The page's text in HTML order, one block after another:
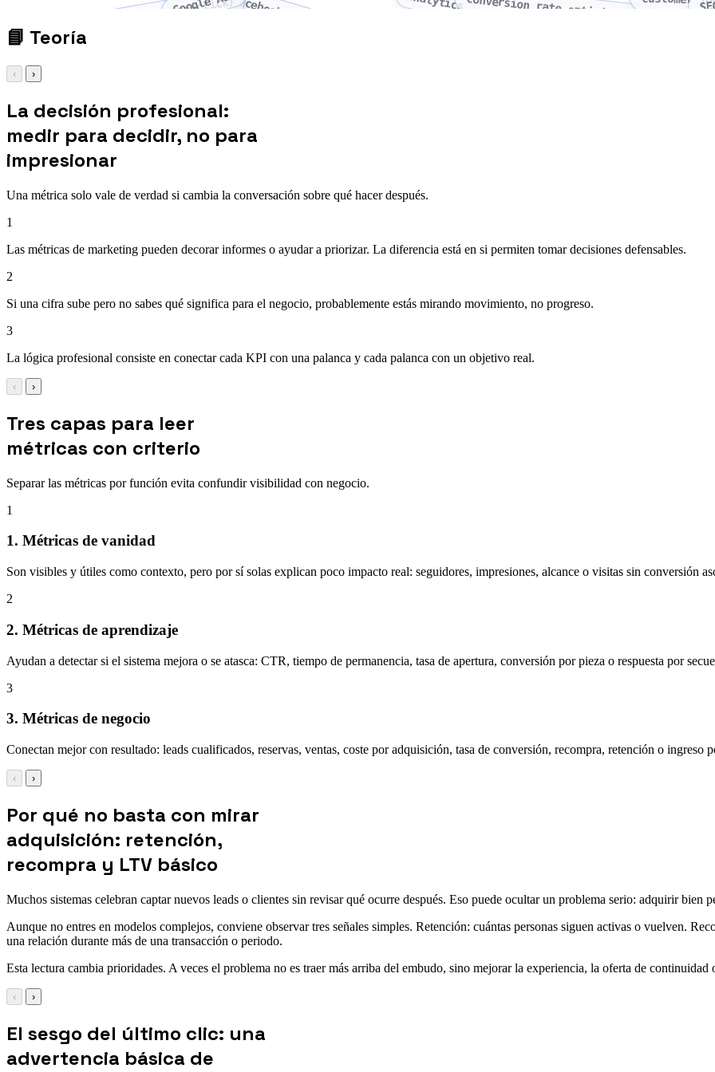
PPC (pay-per-click)Facebook Ads conversion rate optimization
📘 Teoría
‹ ›
La decisión profesional:
medir para decidir, no para
impresionar
Una métrica solo vale de verdad si cambia la conversación sobre qué hacer después.
1
Las métricas de marketing pueden decorar informes o ayudar a priorizar. La diferencia está en si permiten tomar decisiones defensables.
2
Si una cifra sube pero no sabes qué significa para el negocio, probablemente estás mirando movimiento, no progreso.
3
La lógica profesional consiste en conectar cada KPI con una palanca y cada palanca con un objetivo real.
‹ ›
Tres capas para leer
métricas con criterio
Separar las métricas por función evita confundir visibilidad con negocio.
1
1. Métricas de vanidad
Son visibles y útiles como contexto, pero por sí solas explican poco impacto real: seguidores, impresiones, alcance o visitas sin conversión
2
2. Métricas de aprendizaje
Ayudan a detectar si el sistema mejora o se atasca: CTR, tiempo de permanencia, tasa de apertura, conversión por pieza o respuesta por
3
3. Métricas de negocio
Conectan mejor con resultado: leads cualificados, reservas, ventas, coste por adquisición, tasa de conversión, recompra, retención o ingreso
‹ ›
Por qué no basta con mirar
adquisición: retención,
recompra y LTV básico
Muchos sistemas celebran captar nuevos leads o clientes sin revisar qué ocurre después. Eso puede ocultar un problema serio: adquirir bien
Aunque no entres en modelos complejos, conviene observar tres señales simples. Retención: cuántas personas siguen activas o vuelven.
una relación durante más de una transacción o periodo.
Esta lectura cambia prioridades. A veces el problema no es traer más arriba del embudo, sino mejorar la experiencia, la oferta de continuidad
‹ ›
El sesgo del último clic: una
advertencia básica de